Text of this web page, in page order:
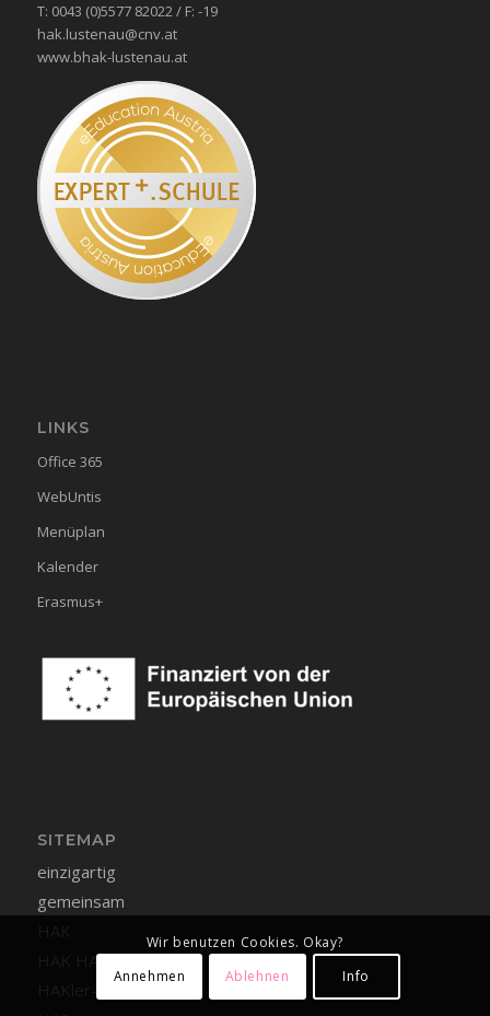
T: 0043 (0)5577 82022 / F: -19
hak.lustenau@cnv.at
www.bhak-lustenau.at
LINKS
Office 365
WebUntis
Menüplan
Kalender
Erasmus+
SITEMAP
einzigartig
gemeinsam
HAK HAS Lustenau
Wir benutzen Cookies. Okay?
Annehmen
Ablehnen Info